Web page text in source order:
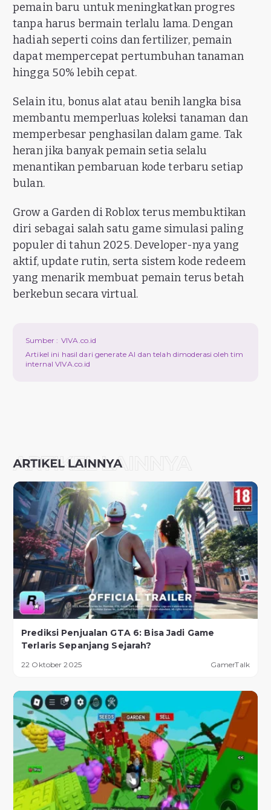
pemain baru untuk meningkatkan progres
tanpa harus bermain terlalu lama. Dengan
hadiah seperti coins dan fertilizer, pemain
dapat mempercepat pertumbuhan tanaman
hingga 50% lebih cepat.
Selain itu, bonus alat atau benih langka bisa
membantu memperluas koleksi tanaman dan
memperbesar penghasilan dalam game. Tak
heran jika banyak pemain setia selalu
menantikan pembaruan kode terbaru setiap
bulan.
Grow a Garden di Roblox terus membuktikan
diri sebagai salah satu game simulasi paling
populer di tahun 2025. Developer-nya yang
aktif, update rutin, serta sistem kode redeem
yang menarik membuat pemain terus betah
berkebun secara virtual.
Sumber : VIVA.co.id
Artikel ini hasil dari generate AI dan telah dimoderasi oleh tim
internal VIVA.co.id
Prediksi Penjualan GTA 6: Bisa Jadi Game
Terlaris Sepanjang Sejarah?
22 Oktober 2025 GamerTalk